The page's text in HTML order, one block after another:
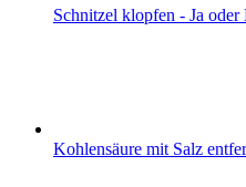
Schnitzel klopfen - Ja oder
Kohlensäure mit Salz